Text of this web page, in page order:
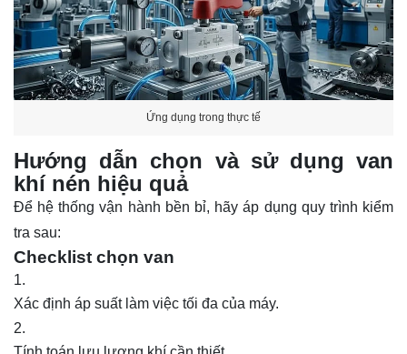
Ứng dụng trong thực tế
Hướng dẫn chọn và sử dụng van
khí nén hiệu quả
Để hệ thống vận hành bền bỉ, hãy áp dụng quy trình kiểm
tra sau:
Checklist chọn van
Xác định áp suất làm việc tối đa của máy.